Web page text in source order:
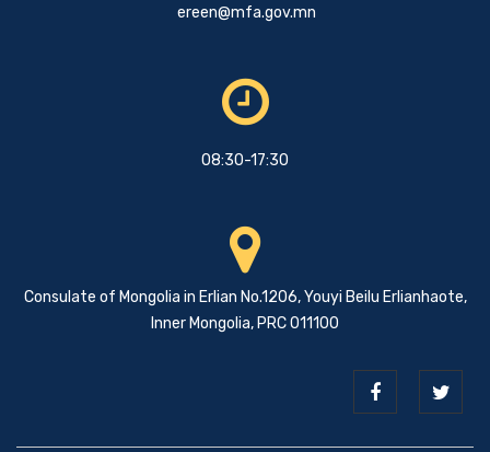
ereen@mfa.gov.mn
08:30-17:30
Consulate of Mongolia in Erlian No.1206, Youyi Beilu Erlianhaote,
Inner Mongolia, PRC 011100